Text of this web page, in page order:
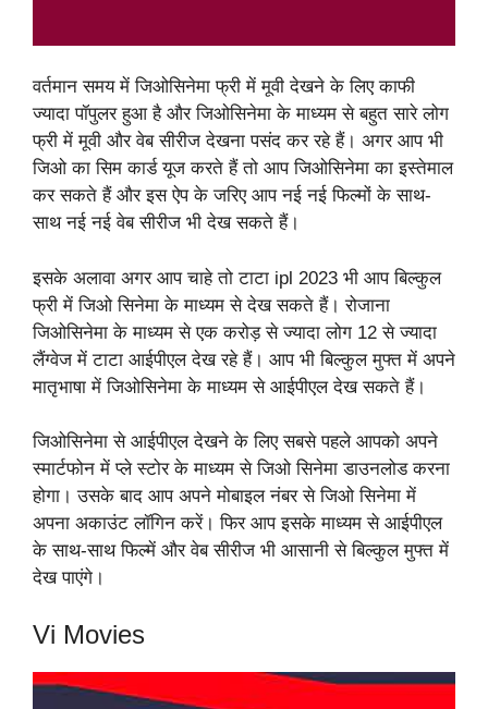
वर्तमान समय में जिओसिनेमा फ्री में मूवी देखने के लिए काफी
ज्यादा पॉपुलर हुआ है और जिओसिनेमा के माध्यम से बहुत सारे लोग
फ्री में मूवी और वेब सीरीज देखना पसंद कर रहे हैं। अगर आप भी
जिओ का सिम कार्ड यूज करते हैं तो आप जिओसिनेमा का इस्तेमाल
कर सकते हैं और इस ऐप के जरिए आप नई नई फिल्मों के साथ-
साथ नई नई वेब सीरीज भी देख सकते हैं।
इसके अलावा अगर आप चाहे तो टाटा ipl 2023 भी आप बिल्कुल
फ्री में जिओ सिनेमा के माध्यम से देख सकते हैं। रोजाना
जिओसिनेमा के माध्यम से एक करोड़ से ज्यादा लोग 12 से ज्यादा
लैंग्वेज में टाटा आईपीएल देख रहे हैं। आप भी बिल्कुल मुफ्त में अपने
मातृभाषा में जिओसिनेमा के माध्यम से आईपीएल देख सकते हैं।
जिओसिनेमा से आईपीएल देखने के लिए सबसे पहले आपको अपने
स्मार्टफोन में प्ले स्टोर के माध्यम से जिओ सिनेमा डाउनलोड करना
होगा। उसके बाद आप अपने मोबाइल नंबर से जिओ सिनेमा में
अपना अकाउंट लॉगिन करें। फिर आप इसके माध्यम से आईपीएल
के साथ-साथ फिल्में और वेब सीरीज भी आसानी से बिल्कुल मुफ्त में
देख पाएंगे।
Vi Movies